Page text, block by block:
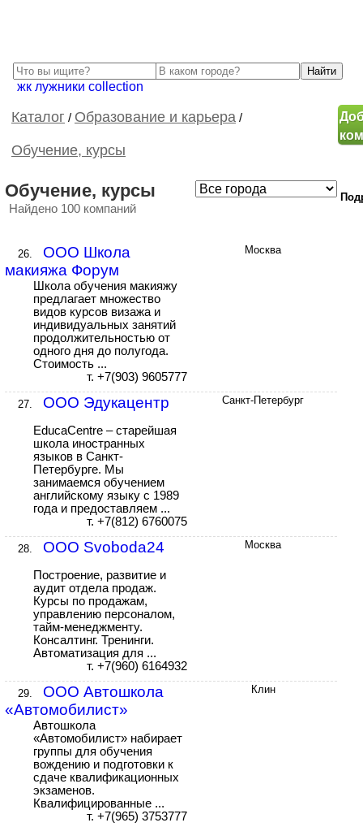
жк лужники collection
Каталог / Образование и карьера /
Обучение, курсы
Обучение, курсы
Найдено 100 компаний
26.
ООО Школа
макияжа Форум
Школа обучения макияжу
предлагает множество
видов курсов визажа и
индивидуальных занятий
продолжительностью от
одного дня до полугода.
Стоимость ...
т. +7(903) 9605777
Москва
27. ООО Эдукацентр
EducaCentre – старейшая
школа иностранных
языков в Санкт-
Петербурге. Мы
занимаемся обучением
английскому языку с 1989
года и предоставляем ...
т. +7(812) 6760075
Санкт-Петербург
28. ООО Svoboda24
Построение, развитие и
аудит отдела продаж.
Курсы по продажам,
управлению персоналом,
тайм-менеджменту.
Консалтинг. Тренинги.
Автоматизация для ...
т. +7(960) 6164932
Москва
29.
ООО Автошкола
«Автомобилист»
Автошкола
«Автомобилист» набирает
группы для обучения
вождению и подготовки к
сдаче квалификационных
экзаменов.
Квалифицированные ...
т. +7(965) 3753777
Клин